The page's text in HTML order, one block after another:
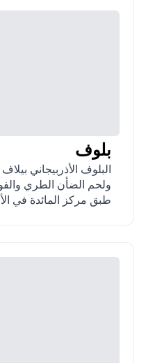
بلوف
البلوف الأذربيجاني
ولحم الضأن الطري
طبق مركز المائدة في